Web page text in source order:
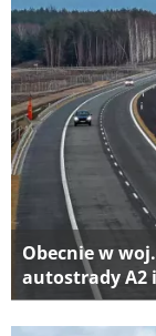
Obecnie w
autostrady A2